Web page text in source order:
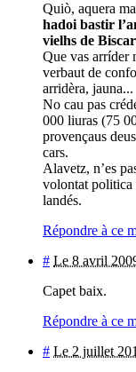
Quiò, aquera
hadoi bastir
vielhs de
Que vas arríder
verbaut de
arridèra, jauna...
No cau pas
000 liuras (75
provençaus
cars.
Alavetz, n’es
volontat politica
landés.
Répondre à ce
# Le 8 avril
Capet baix.
Répondre à ce
# Le 2 juillet